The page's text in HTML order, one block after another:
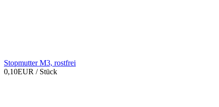
Stopmutter M3, rostfrei
0,10EUR / Stück